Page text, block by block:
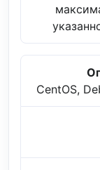
CentOS,